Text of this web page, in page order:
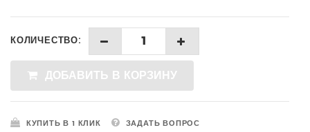
КОЛИЧЕСТВО:
ДОБАВИТЬ В КОРЗИНУ
КУПИТЬ В 1 КЛИК
ЗАДАТЬ ВОПРОС